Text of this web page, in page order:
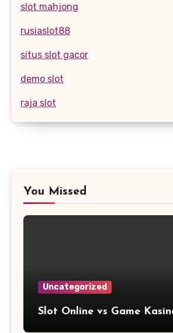
slot mahjong
rusiaslot88
situs slot gacor
demo slot
raja slot
You Missed
Uncategorized
Slot Online vs Game